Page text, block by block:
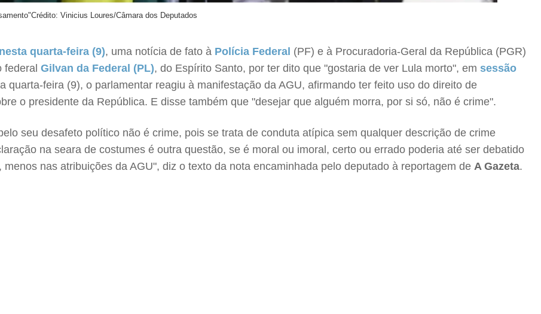
Crédito: Vinicius Loures/Câmara dos Deputados
quarta-feira (9), uma notícia de fato à Polícia Federal (PF) e à Procuradoria-Geral da República (PGR)
federal Gilvan da Federal (PL), do Espírito Santo, por ter dito que "gostaria de ver Lula morto", em sessão
quarta-feira (9), o parlamentar reagiu à manifestação da AGU, afirmando ter feito uso do direito de
o presidente da República. E disse também que "desejar que alguém morra, por si só, não é crime".
seu desafeto político não é crime, pois se trata de conduta atípica sem qualquer descrição de crime
na seara de costumes é outra questão, se é moral ou imoral, certo ou errado poderia até ser debatido
nas atribuições da AGU", diz o texto da nota encaminhada pelo deputado à reportagem de A Gazeta.